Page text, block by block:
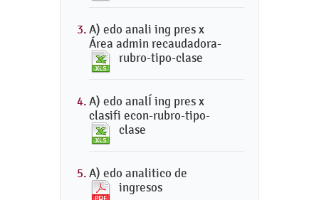
A) edo anali ing pres x
Área admin recaudadora-
rubro-tipo-clase
A) edo analÍ ing pres x
clasifi econ-rubro-tipo-
clase
A) edo analitico de
ingresos